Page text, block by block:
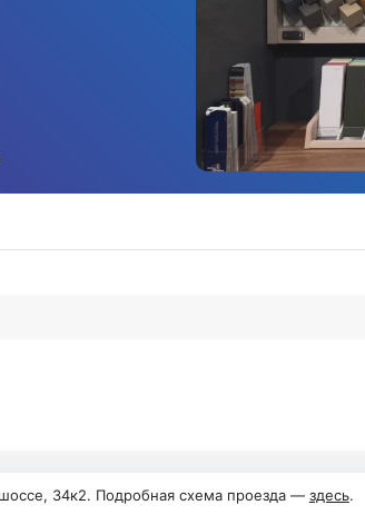
34к2. Подробная схема проезда — здесь.